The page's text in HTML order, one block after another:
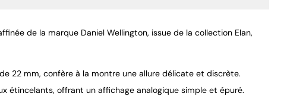
9.4
de la marque Daniel Wellington, issue de la collection Elan,
22 mm, confère à la montre une allure délicate et discrète.
étincelants, offrant un affichage analogique simple et épuré.